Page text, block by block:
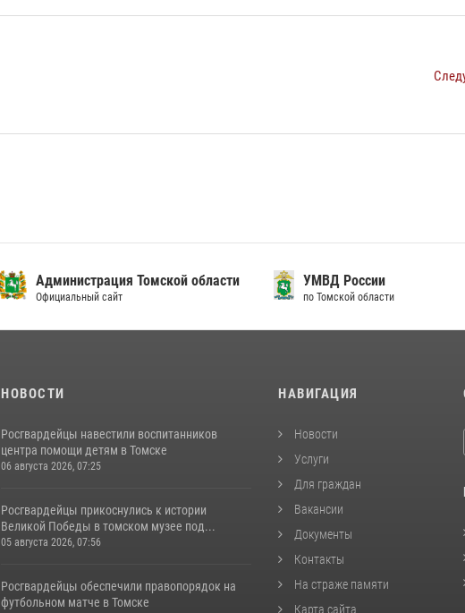
Администрация Томской области
Официальный сайт
УМВД России
по Томской области
НОВОСТИ
Росгвардейцы навестили воспитанников
центра помощи детям в Томске
06 августа 2026, 07:25
Росгвардейцы прикоснулись к истории
Великой Победы в томском музее под...
05 августа 2026, 07:56
Росгвардейцы обеспечили правопорядок на
футбольном матче в Томске
НАВИГАЦИЯ
Новости
Услуги
Для граждан
Вакансии
Документы
Контакты
На страже памяти
Карта сайта